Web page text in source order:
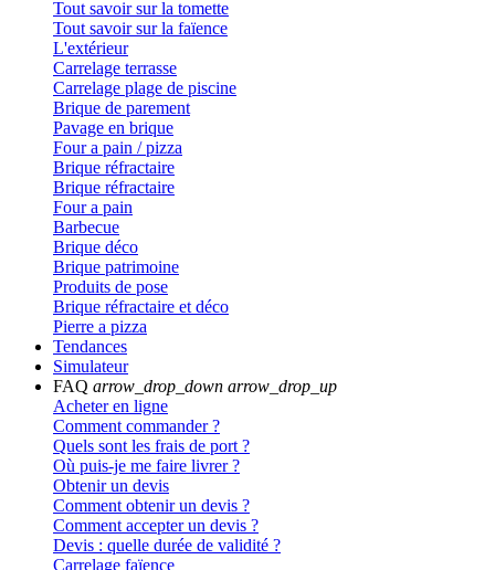
Tout savoir sur la tomette
Tout savoir sur la faïence
L'extérieur
Carrelage terrasse
Carrelage plage de piscine
Brique de parement
Pavage en brique
Four a pain / pizza
Brique réfractaire
Brique réfractaire
Four a pain
Barbecue
Brique déco
Brique patrimoine
Produits de pose
Brique réfractaire et déco
Pierre a pizza
Tendances
Simulateur
FAQ arrow_drop_down arrow_drop_up
Acheter en ligne
Comment commander ?
Quels sont les frais de port ?
Où puis-je me faire livrer ?
Obtenir un devis
Comment obtenir un devis ?
Comment accepter un devis ?
Devis : quelle durée de validité ?
Carrelage faïence